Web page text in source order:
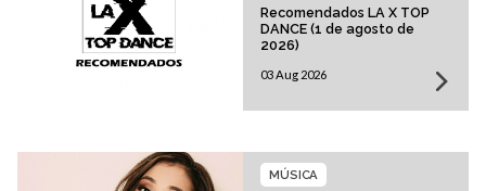
Recomendados LA X TOP
DANCE (1 de agosto de
2026)
03 Aug 2026
MÚSICA